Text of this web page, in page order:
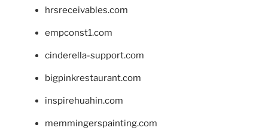
hrsreceivables.com
empconst1.com
cinderella-support.com
bigpinkrestaurant.com
inspirehuahin.com
memmingerspainting.com